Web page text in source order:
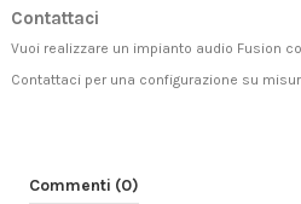
Contattaci
Vuoi realizzare un impianto audio Fusion
Contattaci per una configurazione su
Commenti (0)